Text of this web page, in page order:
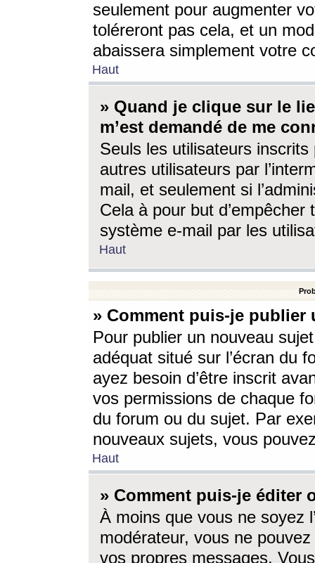
seulement pour augmenter
toléreront pas cela, et un
abaissera simplement votre
Haut
» Quand je clique sur le
m’est demandé de me
Seuls les utilisateurs
autres utilisateurs par
mail, et seulement si
Cela à pour but
système e-mail par les
Haut
» Comment puis-je
Pour publier un nouveau
adéquat situé sur l’écran du
ayez besoin d’être inscrit
vos permissions de chaque
du forum ou du sujet. Par
nouveaux sujets, vous
Haut
» Comment puis-je éditer
À moins que vous ne soyez
modérateur, vous ne
vos propres messages.